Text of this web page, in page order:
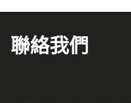
聯絡我們